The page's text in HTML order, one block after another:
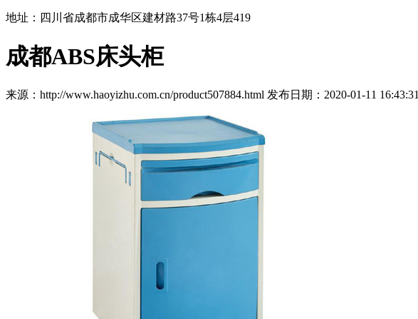
地址：四川省成都市成华区建材路37号1栋4层419
成都ABS床头柜
来源：http://www.haoyizhu.com.cn/product507884.html 发布日期：2020-01-11 16:43:31